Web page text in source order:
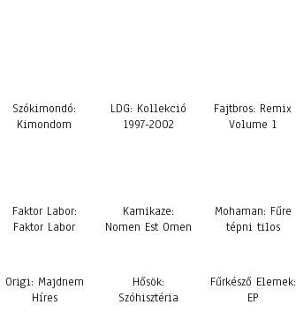
Szókimondó:
Kimondom
LDG: Kollekció
1997-2002
Fajtbros: Remix
Volume 1
Faktor Labor:
Faktor Labor
Kamikaze:
Nomen Est Omen
Mohaman: Fűre
tépni tilos
Origi: Majdnem
Híres
Hősök:
Szóhisztéria
Fűrkésző Elemek:
EP